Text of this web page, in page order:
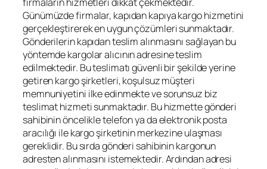
Günümüzde firmalar, kapıdan kapıya kargo hizmetini
gerçekleştirerek en uygun çözümleri sunmaktadır.
Gönderilerin kapıdan teslim alınmasını sağlayan bu
yöntemde kargolar alıcının adresine teslim
edilmektedir. Bu teslimatı güvenli bir şekilde yerine
getiren kargo şirketleri, koşulsuz müşteri
memnuniyetini ilke edinmekte ve sorunsuz biz
teslimat hizmeti sunmaktadır. Bu hizmette gönderi
sahibinin öncelikle telefon ya da elektronik posta
aracılığı ile kargo şirketinin merkezine ulaşması
gereklidir. Bu sırda gönderi sahibinin kargonun
adresten alınmasını istemektedir. Ardından adresi